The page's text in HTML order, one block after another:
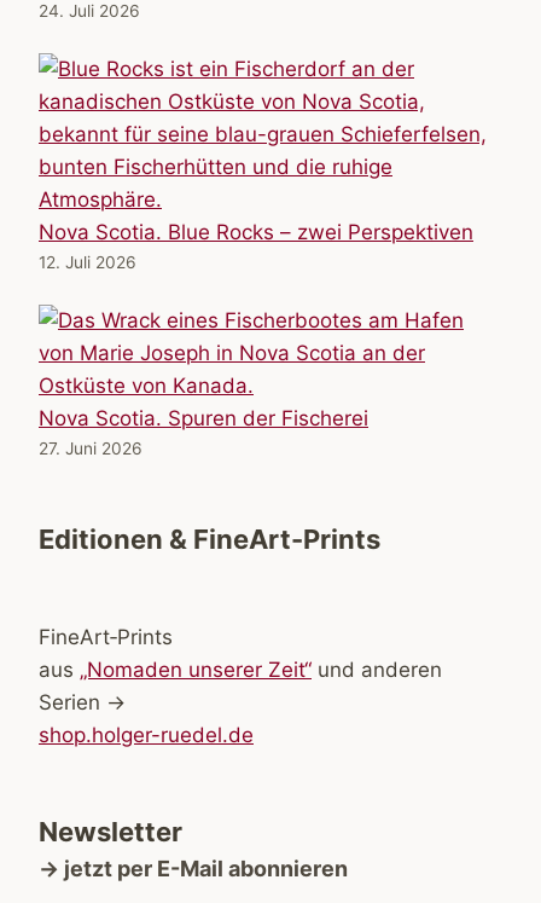
24. Juli 2026
Nova Scotia. Blue Rocks – zwei Perspektiven
12. Juli 2026
Nova Scotia. Spuren der Fischerei
27. Juni 2026
Editionen & FineArt-Prints
FineArt‑Prints
aus „Nomaden unserer Zeit“ und anderen
Serien →
shop.holger-ruedel.de
Newsletter
→ jetzt per E-Mail abonnieren